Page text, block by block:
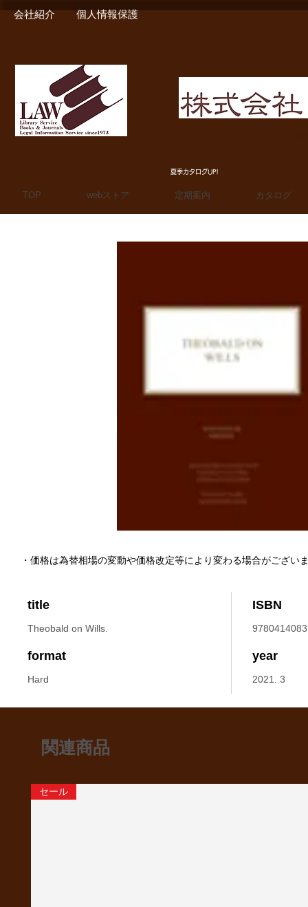
会社紹介 個人情報保護
夏季カタログUP!
TOP webストア 定期案内 カタログ
title
Theobald on Wills.
ISBN
format
Hard
year
2021. 3
・価格は為替相場の変動や価格改定等により変わる場合がござい
関連商品
セール